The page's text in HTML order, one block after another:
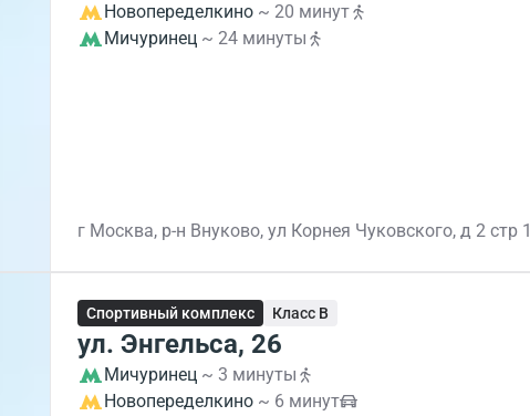
Новопеределкино ~ 20 минут
Мичуринец ~ 24 минуты
г Москва, р-н Внуково, ул Корнея Чуковского, д 2 стр 1
Спортивный комплекс Класс B
ул. Энгельса, 26
Мичуринец ~ 3 минуты
Новопеределкино ~ 6 минут